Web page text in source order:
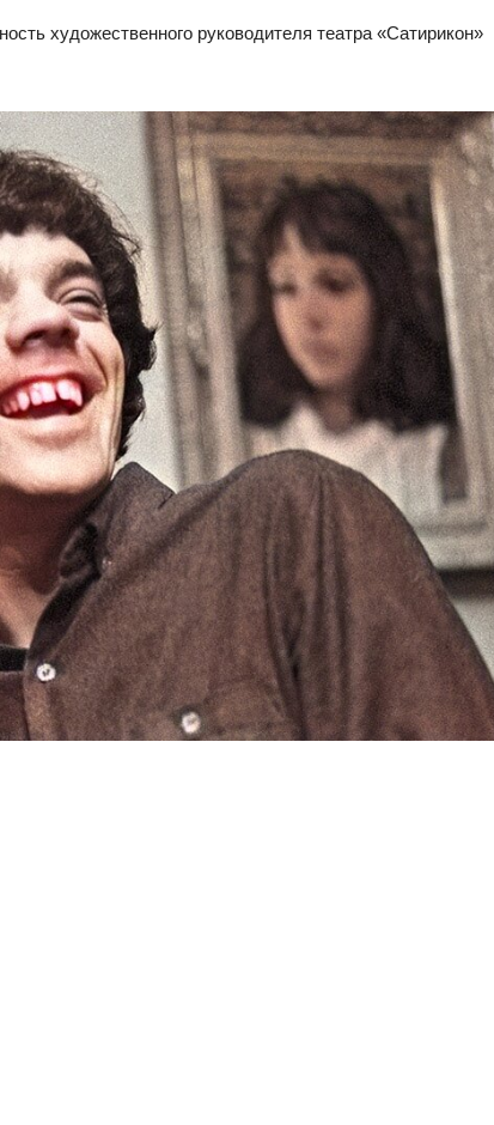
художественного руководителя театра «Сатирикон»